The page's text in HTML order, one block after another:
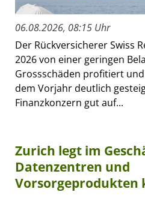
06.08.2026, 08:15 Uhr
Der Rückversicherer Swiss
2026 von einer geringen
Grossschäden profitiert
dem Vorjahr deutlich
Finanzkonzern gut auf...
Zurich legt im
Datenzentren und
Vorsorgeprodukten